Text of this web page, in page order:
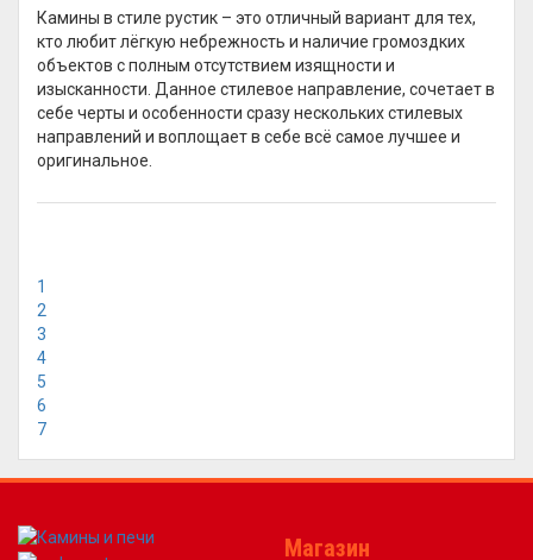
Камины в стиле рустик – это отличный вариант для тех,
кто любит лёгкую небрежность и наличие громоздких
объектов с полным отсутствием изящности и
изысканности. Данное стилевое направление, сочетает в
себе черты и особенности сразу нескольких стилевых
направлений и воплощает в себе всё самое лучшее и
оригинальное.
1
2
3
4
5
6
7
Магазин